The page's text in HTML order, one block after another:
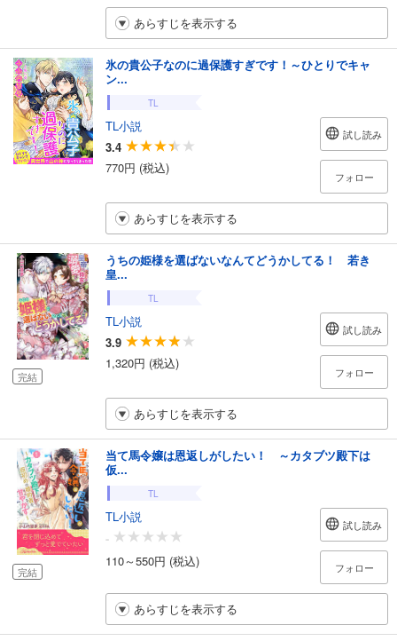
あらすじを表示する
氷の貴公子なのに過保護すぎです！～ひとりでキャ
ン...
TL
TL小説
3.4
770円 (税込)
試し読み
フォロー
あらすじを表示する
完結
うちの姫様を選ばないなんてどうかしてる！ 若き
皇...
TL
TL小説
3.9
1,320円 (税込)
試し読み
フォロー
あらすじを表示する
完結
当て馬令嬢は恩返しがしたい！ ～カタブツ殿下は
仮...
TL
TL小説
-
110～550円 (税込)
試し読み
フォロー
あらすじを表示する